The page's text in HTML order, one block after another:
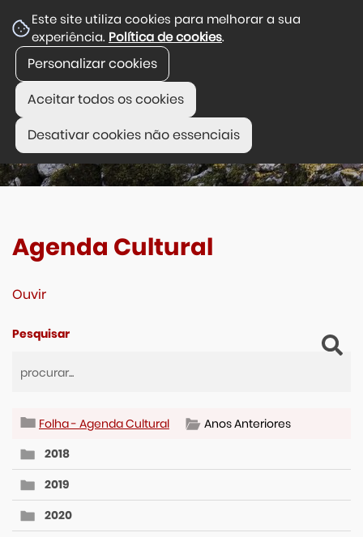
Este site utiliza cookies para melhorar a sua
experiência. Política de cookies.
Personalizar cookies
Aceitar todos os cookies
Desativar cookies não essenciais
Agenda Cultural
Ouvir
Pesquisar
Folha - Agenda Cultural
Anos Anteriores
2018
2019
2020